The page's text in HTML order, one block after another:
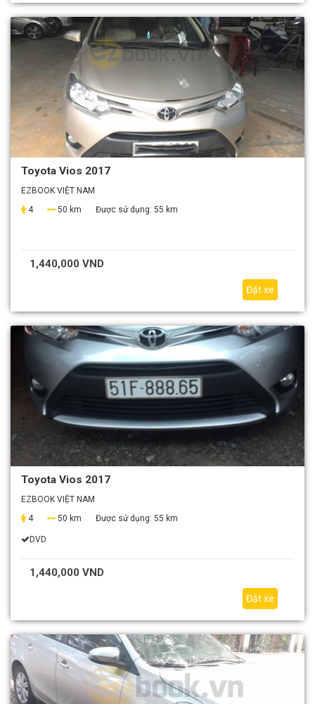
Toyota Vios 2017
EZBOOK VIỆT NAM
4
50 km Được sử dụng: 55 km
1,440,000 VND
Đặt xe
Toyota Vios 2017
EZBOOK VIỆT NAM
4
50 km Được sử dụng: 55 km
DVD
1,440,000 VND
Đặt xe